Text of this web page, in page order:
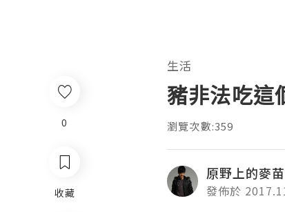
生活
豬非法吃這
瀏覽次數:359
原野上的麥苗
發佈於
0
收藏